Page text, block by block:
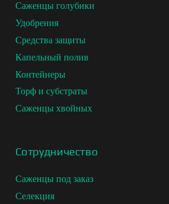
Саженцы голубики
Удобрения
Средства защиты
Капельный полив
Контейнеры
Торф и субстраты
Саженцы хвойных
Сотрудничество
Саженцы под заказ
Селекция